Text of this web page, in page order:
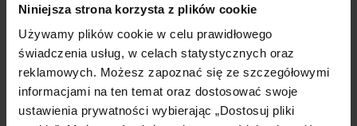
Niniejsza strona korzysta z plików cookie
Używamy plików cookie w celu prawidłowego
świadczenia usług, w celach statystycznych oraz
reklamowych. Możesz zapoznać się ze szczegółowymi
informacjami na ten temat oraz dostosować swoje
ustawienia prywatności wybierając „Dostosuj pliki